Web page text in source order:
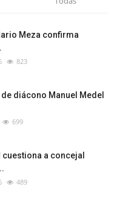
Meza confirma
823
diácono Manuel Medel
699
cuestiona a concejal
489